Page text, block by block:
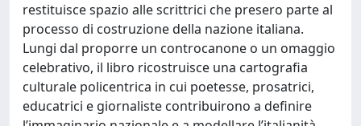
restituisce spazio alle scrittrici che presero parte al
processo di costruzione della nazione italiana.
Lungi dal proporre un controcanone o un omaggio
celebrativo, il libro ricostruisce una cartografia
culturale policentrica in cui poetesse, prosatrici,
educatrici e giornaliste contribuirono a definire